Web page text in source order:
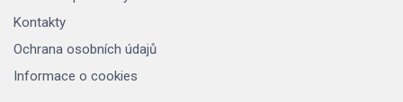
Kontakty
Ochrana osobních údajů
Informace o cookies